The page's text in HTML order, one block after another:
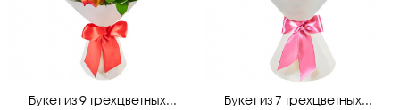
Букет из 9 трехцветных... Букет из 7 трехцветных...